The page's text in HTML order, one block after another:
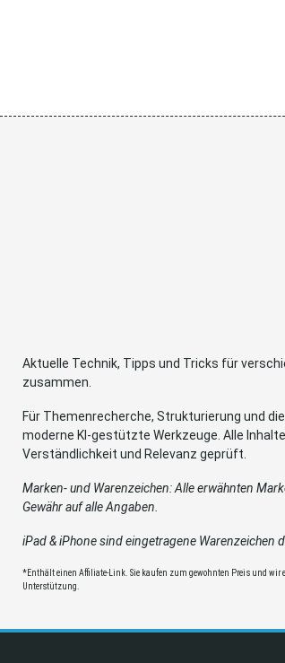
Aktuelle Technik, Tipps und Tricks für
zusammen.
Für Themenrecherche, Strukturierung und
moderne KI-gestützte Werkzeuge. Alle
Verständlichkeit und Relevanz geprüft.
Marken- und Warenzeichen: Alle erwähnten
Gewähr auf alle Angaben.
iPad & iPhone sind eingetragene Warenzeichen
*Enthält einen Affiliate-Link. Sie kaufen zum gewohnten Preis und
Unterstützung.